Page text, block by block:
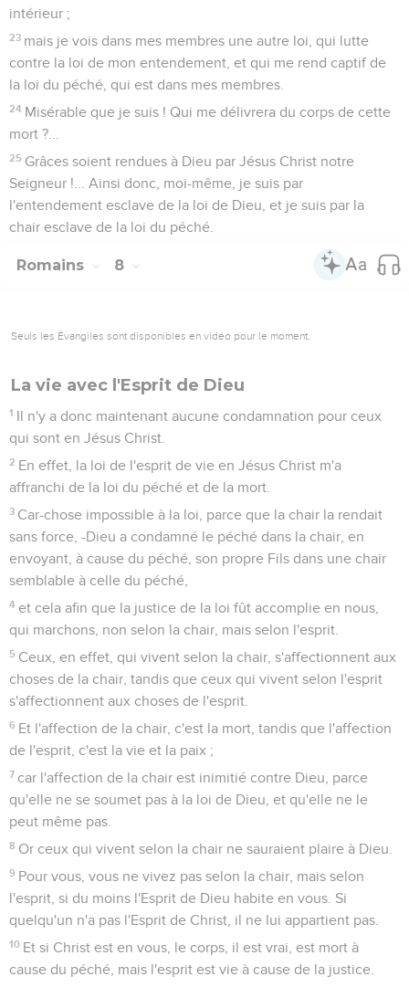
intérieur ;
23 mais je vois dans mes membres une autre loi, qui lutte
contre la loi de mon entendement, et qui me rend captif de
la loi du péché, qui est dans mes membres.
24 Misérable que je suis ! Qui me délivrera du corps de cette
mort ?...
25 Grâces soient rendues à Dieu par Jésus Christ notre
Seigneur !... Ainsi donc, moi-même, je suis par
l'entendement esclave de la loi de Dieu, et je suis par la
chair esclave de la loi du péché.
Romains 8
Seuls les Évangiles sont disponibles en vidéo pour le moment.
La vie avec l'Esprit de Dieu
1 Il n'y a donc maintenant aucune condamnation pour ceux
qui sont en Jésus Christ.
2 En effet, la loi de l'esprit de vie en Jésus Christ m'a
affranchi de la loi du péché et de la mort.
3 Car-chose impossible à la loi, parce que la chair la rendait
sans force, -Dieu a condamné le péché dans la chair, en
envoyant, à cause du péché, son propre Fils dans une chair
semblable à celle du péché,
4 et cela afin que la justice de la loi fût accomplie en nous,
qui marchons, non selon la chair, mais selon l'esprit.
5 Ceux, en effet, qui vivent selon la chair, s'affectionnent aux
choses de la chair, tandis que ceux qui vivent selon l'esprit
s'affectionnent aux choses de l'esprit.
6 Et l'affection de la chair, c'est la mort, tandis que l'affection
de l'esprit, c'est la vie et la paix ;
7 car l'affection de la chair est inimitié contre Dieu, parce
qu'elle ne se soumet pas à la loi de Dieu, et qu'elle ne le
peut même pas.
8 Or ceux qui vivent selon la chair ne sauraient plaire à Dieu.
9 Pour vous, vous ne vivez pas selon la chair, mais selon
l'esprit, si du moins l'Esprit de Dieu habite en vous. Si
quelqu'un n'a pas l'Esprit de Christ, il ne lui appartient pas.
10 Et si Christ est en vous, le corps, il est vrai, est mort à
cause du péché, mais l'esprit est vie à cause de la justice.